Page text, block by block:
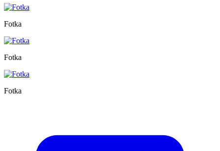
Fotka
Fotka
Fotka